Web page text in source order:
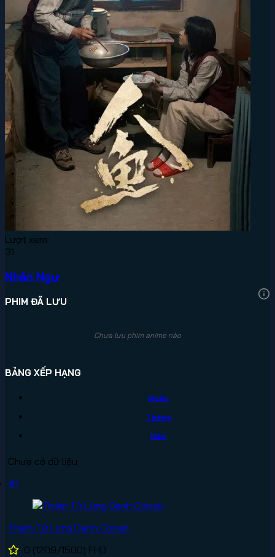
Lượt xem:
31
Nhân Ngư
PHIM ĐÃ LƯU
Chưa lưu phim anime nào
BẢNG XẾP HẠNG
Ngày
Tháng
Năm
Chưa có dữ liệu
#1
Thám Tử Lừng Danh Conan
0 (1209/1500) FHD